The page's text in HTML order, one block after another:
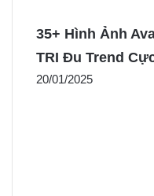
35+ Hình Ảnh
TRI Đu Trend
20/01/2025